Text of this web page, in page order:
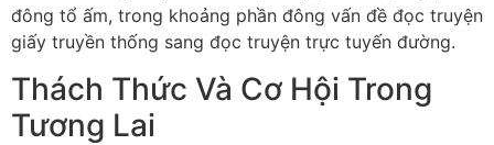
đông tổ ấm, trong khoảng phần đông vấn đề đọc truyện
giấy truyền thống sang đọc truyện trực tuyến đường.
Thách Thức Và Cơ Hội Trong
Tương Lai